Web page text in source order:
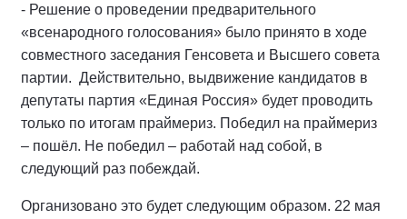
- Решение о проведении предварительного
«всенародного голосования» было принято в ходе
совместного заседания Генсовета и Высшего совета
партии. Действительно, выдвижение кандидатов в
депутаты партия «Единая Россия» будет проводить
только по итогам праймериз. Победил на праймериз
– пошёл. Не победил – работай над собой, в
следующий раз побеждай.
Организовано это будет следующим образом. 22 мая